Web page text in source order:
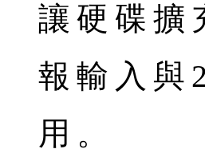
讓硬碟擴
報輸入與
用。